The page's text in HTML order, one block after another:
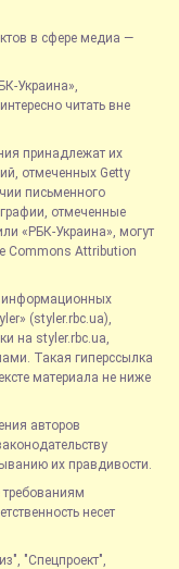
в сфере медиа —
Украина»,
читать вне
принадлежат их
отмеченных Getty
письменного
отмеченные
«РБК-Украина», могут
Commons Attribution
информационных
(styler.rbc.ua),
на styler.rbc.ua,
Такая гиперссылка
материала не ниже
авторов
их правдивости.
требованиям
несет
"Спецпроект",